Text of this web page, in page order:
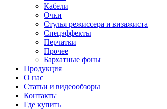
Кабели
Очки
Стулья режиссера и визажиста
Спецэффекты
Перчатки
Прочее
Бархатные фоны
Продукция
О нас
Статьи и видеообзоры
Контакты
Где купить